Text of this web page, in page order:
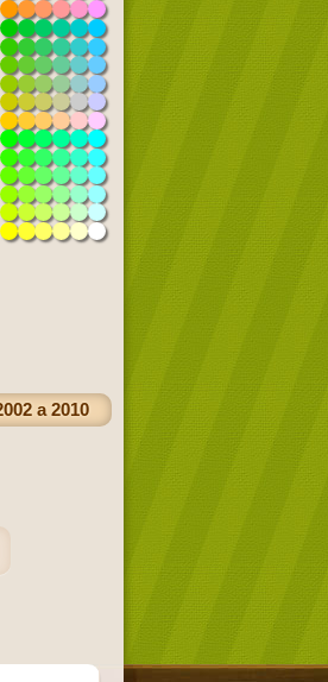
a 2010